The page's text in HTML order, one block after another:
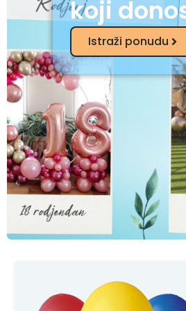
koji
Istraži ponudu